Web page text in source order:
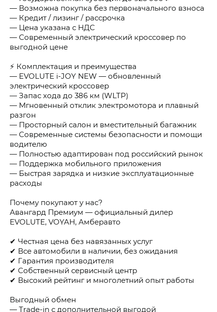
— Возможна покупка без первоначального взноса
— Кредит / лизинг / рассрочка
— Цена указана с НДС
— Современный электрический кроссовер по
выгодной цене
⚡ Комплектация и преимущества
— EVOLUTE i-JOY NEW — обновленный
электрический кроссовер
— Запас хода до 386 км (WLTP)
— Мгновенный отклик электромотора и плавный
разгон
— Просторный салон и вместительный багажник
— Современные системы безопасности и помощи
водителю
— Полностью адаптирован под российский рынок
— Поддержка мобильного приложения
— Быстрая зарядка и низкие эксплуатационные
расходы
Почему покупают у нас?
Авангард Премиум — официальный дилер
EVOLUTE, VOYAH, Амберавто
✔ Честная цена без навязанных услуг
✔ Все автомобили в наличии, без ожидания
✔ Гарантия производителя
✔ Собственный сервисный центр
✔ Высокий рейтинг и многолетний опыт работы
Выгодный обмен
— Trade-in с дополнительной выгодой